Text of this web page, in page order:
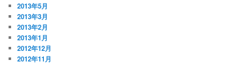
2013年5月
2013年3月
2013年2月
2013年1月
2012年12月
2012年11月